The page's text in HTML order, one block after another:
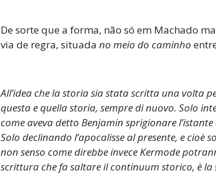
De sorte que a forma, não só em Machado
via de regra, situada no meio do caminho
All’idea che la storia sia stata scritta una volta
questa e quella storia, sempre di nuovo. Solo
come aveva detto Benjamin sprigionare
Solo declinando l’apocalisse al presente, e cioè
non senso come direbbe invece Kermode
scrittura che fa saltare il continuum storico, è la